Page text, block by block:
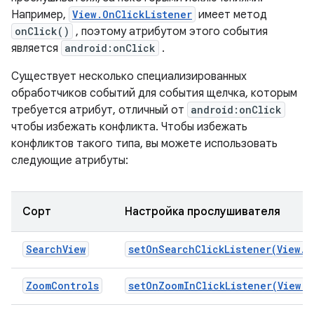
Например, View.OnClickListener имеет метод
onClick() , поэтому атрибутом этого события
является android:onClick .
Существует несколько специализированных
обработчиков событий для события щелчка, которым
требуется атрибут, отличный от android:onClick
чтобы избежать конфликта. Чтобы избежать
конфликтов такого типа, вы можете использовать
следующие атрибуты:
Сорт Настройка прослушивателя
SearchView
ZoomControls